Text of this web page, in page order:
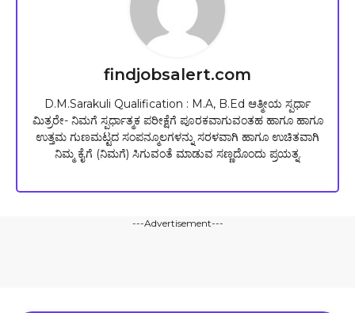
findjobsalert.com
D.M.Sarakuli Qualification : M.A, B.Ed ಆತ್ಮೀಯ ಸ್ಪರ್ಧಾ
ಮಿತ್ರರೇ- ನಿಮಗೆ ಸ್ಪರ್ಧಾತ್ಮಕ ಪರೀಕ್ಷೆಗೆ ಪೂರಕವಾಗುವಂತಹ ಹಾಗೂ ಹಾಗೂ
ಉತ್ತಮ ಗುಣಮಟ್ಟದ ಸಂಪನ್ಮೂಲಗಳನ್ನು ಸರಳವಾಗಿ ಹಾಗೂ ಉಚಿತವಾಗಿ
ನಿಮ್ಮ ಕೈಗೆ (ನಿಮಗೆ) ಸಿಗುವಂತೆ ಮಾಡುವ ಸಣ್ಣದೊಂದು ಪ್ರಯತ್ನ.
---Advertisement---